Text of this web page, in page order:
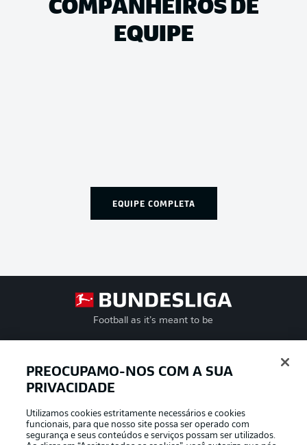
EQUIPE
EQUIPE COMPLETA
Football as it’s meant to be
APLICATIVO DA BUNDESLIGA
PREOCUPAMO-NOS COM A SUA
PRIVACIDADE
Utilizamos cookies estritamente necessários e cookies
funcionais, para que nosso site possa ser operado com
segurança e seus conteúdos e serviços possam ser utilizados.